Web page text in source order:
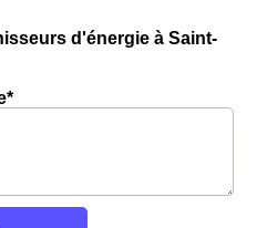
d'énergie à Saint-